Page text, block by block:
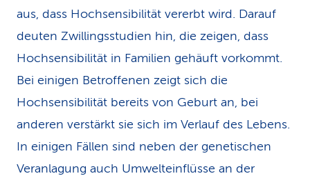
aus, dass Hochsensibilität vererbt wird. Darauf
deuten Zwillingsstudien hin, die zeigen, dass
Hochsensibilität in Familien gehäuft vorkommt.
Bei einigen Betroffenen zeigt sich die
Hochsensibilität bereits von Geburt an, bei
anderen verstärkt sie sich im Verlauf des Lebens.
In einigen Fällen sind neben der genetischen
Veranlagung auch Umwelteinflüsse an der